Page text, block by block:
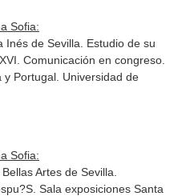
Sofia:
Inés de Sevilla. Estudio de su
Comunicación en congreso.
y Portugal. Universidad de
Sofia:
Artes de Sevilla.
Sala exposiciones Santa